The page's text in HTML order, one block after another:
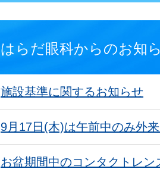
はらだ眼科からのお知
施設基準に関するお知らせ
9月17日(木)は午前中のみ外
お盆期間中のコンタクトレン